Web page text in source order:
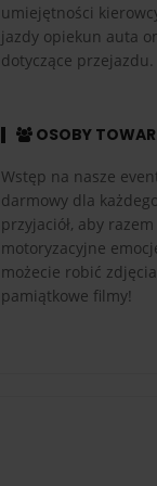
umiejętności
jazdy opiekun auta
dotyczące przejazdu.
OSOBY
Wstęp na nasze
darmowy dla
przyjaciół, aby
motoryzacyjne
możecie robić
pamiątkowe filmy!